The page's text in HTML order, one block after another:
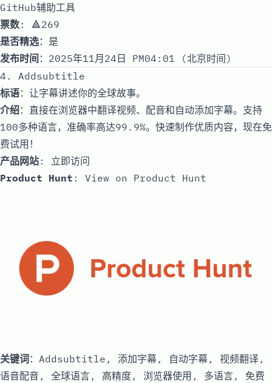
GitHub辅助工具
票数: 🔺269
是否精选：是
发布时间 ：2025年11月24日 PM04:01 (北京时间)
4. Addsubtitle
标语：让字幕讲述你的全球故事。
介绍：直接在浏览器中翻译视频、配音和自动添加字幕。支持
100多种语言，准确率高达99.9%。快速制作优质内容，现在免
费试用！
产品网站: 立即访问
Product Hunt : View on Product Hunt
关键词 ：Addsubtitle, 添加字幕, 自动字幕, 视频翻译,
语音配音, 全球语言, 高精度, 浏览器使用, 多语言, 免费